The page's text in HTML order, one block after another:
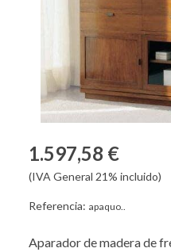
1.597,58 €
(IVA General 21% incluido)
Referencia: apaquo..
Aparador de madera de